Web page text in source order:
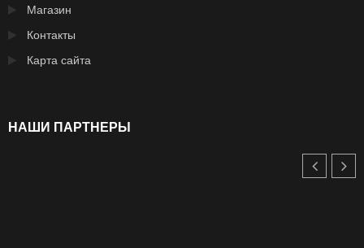
Магазин
Контакты
Карта сайта
НАШИ ПАРТНЕРЫ